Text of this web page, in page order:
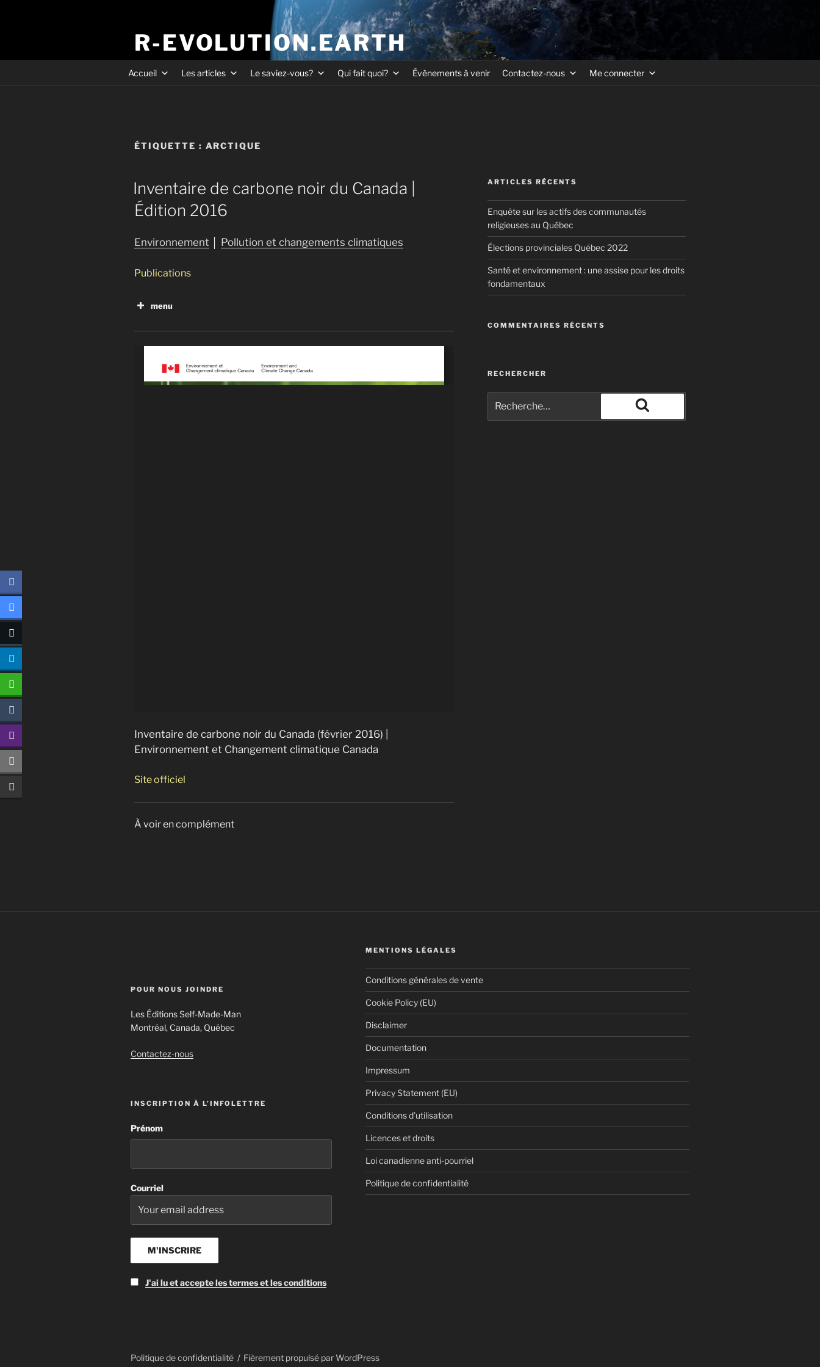
R-EVOLUTION.EARTH
Accueil Les articles Le saviez-vous? Qui fait quoi? Évènements à venir Contactez-nous Me connecter
ÉTIQUETTE : ARCTIQUE
Inventaire de carbone noir du Canada |
Édition 2016
Environnement Pollution et changements climatiques
Publications
menu
Inventaire de carbone noir du Canada (février 2016) |
Environnement et Changement climatique Canada
Site officiel
À voir en complément
ARTICLES RÉCENTS
Enquête sur les actifs des communautés
religieuses au Québec
Élections provinciales Québec 2022
Santé et environnement : une assise pour les droits
fondamentaux
COMMENTAIRES RÉCENTS
RECHERCHER
POUR NOUS JOINDRE
Les Éditions Self-Made-Man
Montréal, Canada, Québec
Contactez-nous
INSCRIPTION À L’INFOLETTRE
Prénom
Courriel
J'ai lu et accepte les termes et les conditions
MENTIONS LÉGALES
Conditions générales de vente
Cookie Policy (EU)
Disclaimer
Documentation
Impressum
Privacy Statement (EU)
Conditions d’utilisation
Licences et droits
Loi canadienne anti-pourriel
Politique de confidentialité
Politique de confidentialité Fièrement propulsé par WordPress